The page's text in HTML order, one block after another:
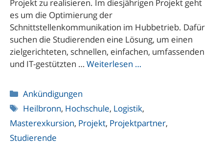
Projekt zu realisieren. Im diesjährigen Projekt geht
es um die Optimierung der
Schnittstellenkommunikation im Hubbetrieb. Dafür
suchen die Studierenden eine Lösung, um einen
zielgerichteten, schnellen, einfachen, umfassenden
und IT-gestützten … Weiterlesen …
Kategorien
Ankündigungen
Schlagwörter
Heilbronn, Hochschule, Logistik,
Masterexkursion, Projekt, Projektpartner,
Studierende